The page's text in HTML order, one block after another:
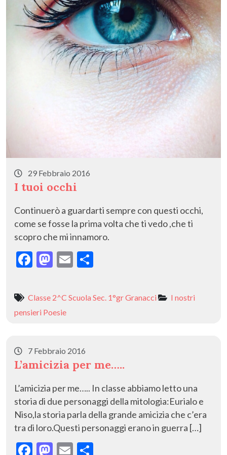
29 Febbraio 2016
I tuoi occhi
Continuerò a guardarti sempre con questi occhi,
come se fosse la prima volta che ti vedo ,che ti
scopro che mi innamoro.
F
e
b
k
M
to
d
E
ai n
Classe 2^C Scuola Sec. 1°gr Granacci
I nostri
pensieri Poesie
7 Febbraio 2016
L’amicizia per me…..
L’amicizia per me….. In classe abbiamo letto una
storia di due personaggi della mitologia:Eurialo e
Niso,la storia parla della grande amicizia che c’era
tra di loro.Questi personaggi erano in guerra […]
F M E